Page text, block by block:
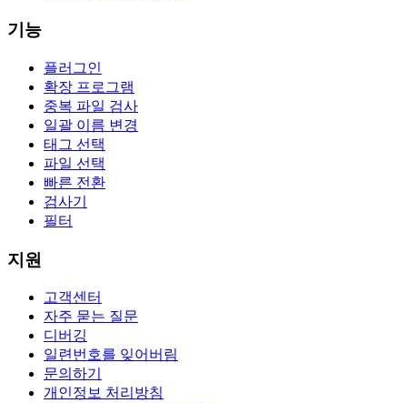
기능
플러그인
확장 프로그램
중복 파일 검사
일괄 이름 변경
태그 선택
파일 선택
빠른 전환
검사기
필터
지원
고객센터
자주 묻는 질문
디버깅
일련번호를 잊어버림
문의하기
개인정보 처리방침